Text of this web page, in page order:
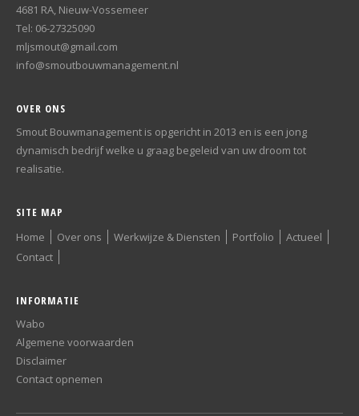
4681 RA, Nieuw-Vossemeer
Tel: 06-27325090
mljsmout@gmail.com
info@smoutbouwmanagement.nl
OVER ONS
Smout Bouwmanagement is opgericht in 2013 en is een jong
dynamisch bedrijf welke u graag begeleid van uw droom tot
realisatie.
SITE MAP
Home
Over ons Werkwijze & Diensten Portfolio
Actueel
Contact
INFORMATIE
Wabo
Algemene voorwaarden
Disclaimer
Contact opnemen